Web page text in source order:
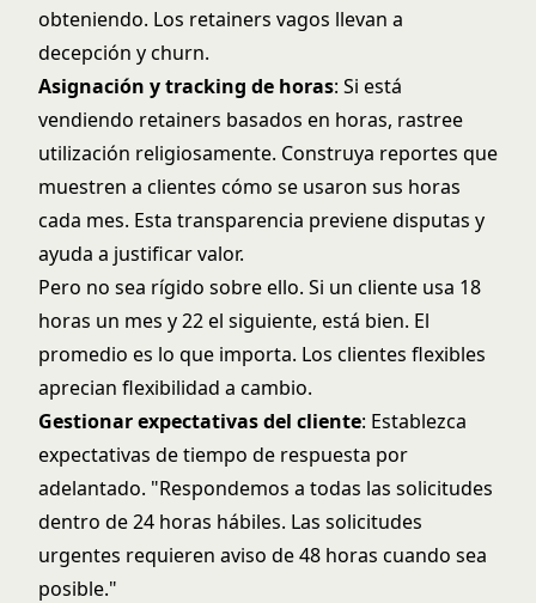
obteniendo. Los retainers vagos llevan a
decepción y churn.
Asignación y tracking de horas: Si está
vendiendo retainers basados en horas, rastree
utilización religiosamente. Construya reportes que
muestren a clientes cómo se usaron sus horas
cada mes. Esta transparencia previene disputas y
ayuda a justificar valor.
Pero no sea rígido sobre ello. Si un cliente usa 18
horas un mes y 22 el siguiente, está bien. El
promedio es lo que importa. Los clientes flexibles
aprecian flexibilidad a cambio.
Gestionar expectativas del cliente: Establezca
expectativas de tiempo de respuesta por
adelantado. "Respondemos a todas las solicitudes
dentro de 24 horas hábiles. Las solicitudes
urgentes requieren aviso de 48 horas cuando sea
posible."